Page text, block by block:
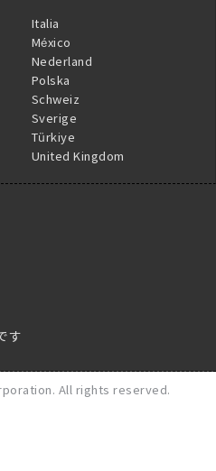
スパック（11200_11213から
Italia
México
Nederland
Polska
Schweiz
Sverige
Türkiye
United Kingdom
す
All rights reserved.